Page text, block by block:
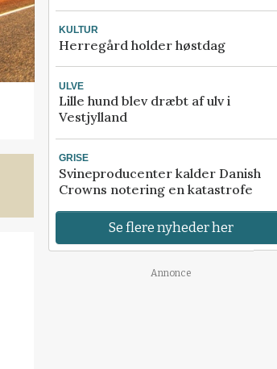
KULTUR
Herregård holder høstdag
ULVE
Lille hund blev dræbt af ulv i
Vestjylland
GRISE
Svineproducenter kalder Danish
Crowns notering en katastrofe
Se flere nyheder her
Annonce